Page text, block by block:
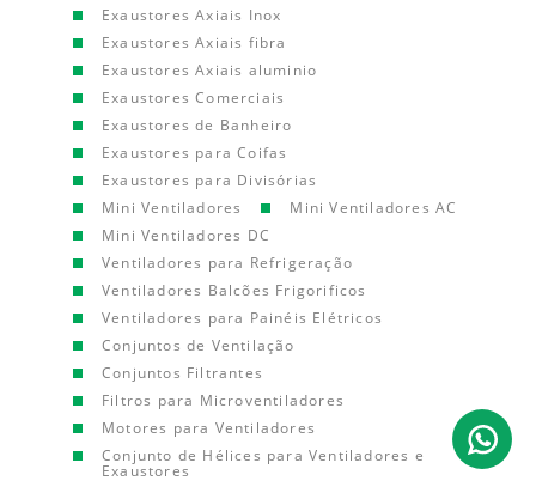
Exaustores Axiais Inox
Exaustores Axiais fibra
Exaustores Axiais aluminio
Exaustores Comerciais
Exaustores de Banheiro
Exaustores para Coifas
Exaustores para Divisórias
Mini Ventiladores
Mini Ventiladores AC
Mini Ventiladores DC
Ventiladores para Refrigeração
Ventiladores Balcões Frigorificos
Ventiladores para Painéis Elétricos
Conjuntos de Ventilação
Conjuntos Filtrantes
Filtros para Microventiladores
Motores para Ventiladores
Conjunto de Hélices para Ventiladores e
Exaustores